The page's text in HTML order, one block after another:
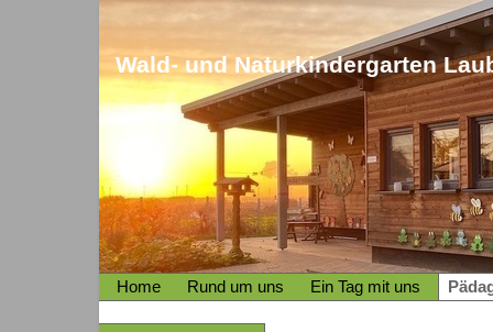
Wald- und Naturkindergarten
Home Rund um uns Ein Tag mit uns